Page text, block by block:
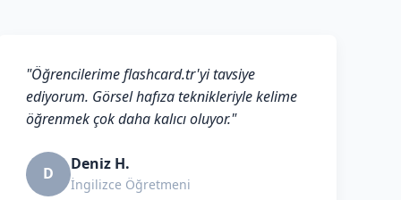
"Öğrencilerime flashcard.tr'yi tavsiye
ediyorum. Görsel hafıza teknikleriyle kelime
öğrenmek çok daha kalıcı oluyor."
D Deniz H.
İngilizce Öğretmeni